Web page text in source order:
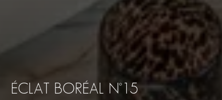
ÉCLAT BORÉAL N°15